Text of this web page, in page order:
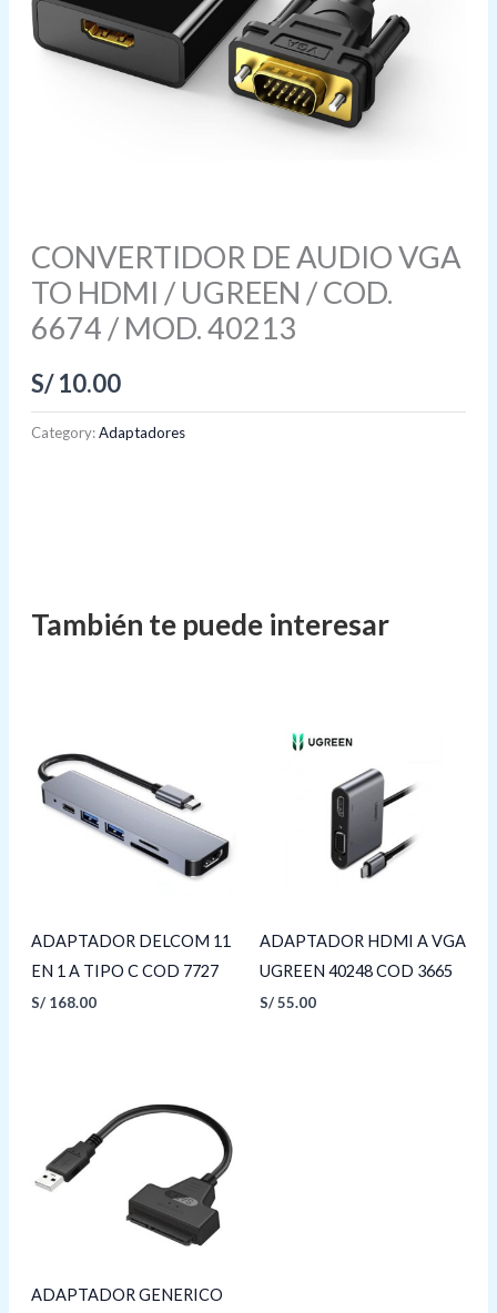
CONVERTIDOR DE AUDIO VGA
TO HDMI / UGREEN / COD.
6674 / MOD. 40213
S/10.00
Category:Adaptadores
ADAPTADOR DELCOM 11
EN 1 A TIPO C COD 7727
S/168.00
ADAPTADOR HDMI A VGA
UGREEN 40248 COD 3665
S/55.00
ADAPTADOR GENERICO